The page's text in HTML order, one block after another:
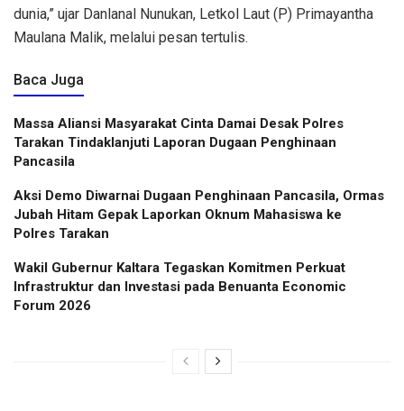
dunia,” ujar Danlanal Nunukan, Letkol Laut (P) Primayantha
Maulana Malik, melalui pesan tertulis.
Baca Juga
Massa Aliansi Masyarakat Cinta Damai Desak Polres
Tarakan Tindaklanjuti Laporan Dugaan Penghinaan
Pancasila
Aksi Demo Diwarnai Dugaan Penghinaan Pancasila, Ormas
Jubah Hitam Gepak Laporkan Oknum Mahasiswa ke
Polres Tarakan
Wakil Gubernur Kaltara Tegaskan Komitmen Perkuat
Infrastruktur dan Investasi pada Benuanta Economic
Forum 2026